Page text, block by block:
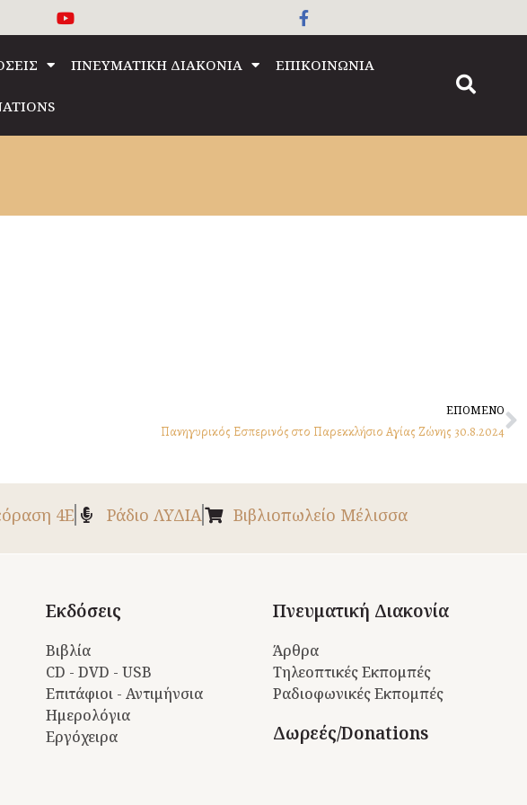
ΠΝΕΥΜΑΤΙΚΗ ΔΙΑΚΟΝΙΑ ΕΠΙΚΟΙΝΩΝΙΑ
ΕΠΟΜΕΝΟ
Πανηγυρικός Εσπερινός στο Παρεκκλήσιο Αγίας Ζώνης 30.8.2024
4Ε Ράδιο ΛΥΔΙΑ Βιβλιοπωλείο Μέλισσα
Εκδόσεις
Βιβλία
CD - DVD - USB
Επιτάφιοι - Αντιμήνσια
Ημερολόγια
Εργόχειρα
Πνευματική Διακονία
Άρθρα
Τηλεοπτικές Εκπομπές
Ραδιοφωνικές Εκπομπές
Δωρεές/Donations